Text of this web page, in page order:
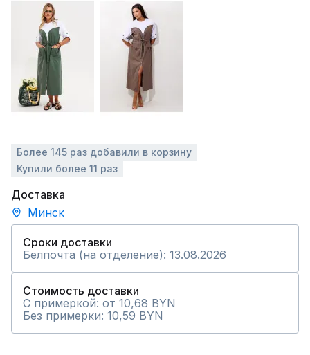
Более 145 раз добавили в корзину
Купили более 11 раз
Доставка
Минск
Сроки доставки
Белпочта (на отделение): 13.08.2026
Стоимость доставки
С примеркой: от 10,68 BYN
Без примерки: 10,59 BYN